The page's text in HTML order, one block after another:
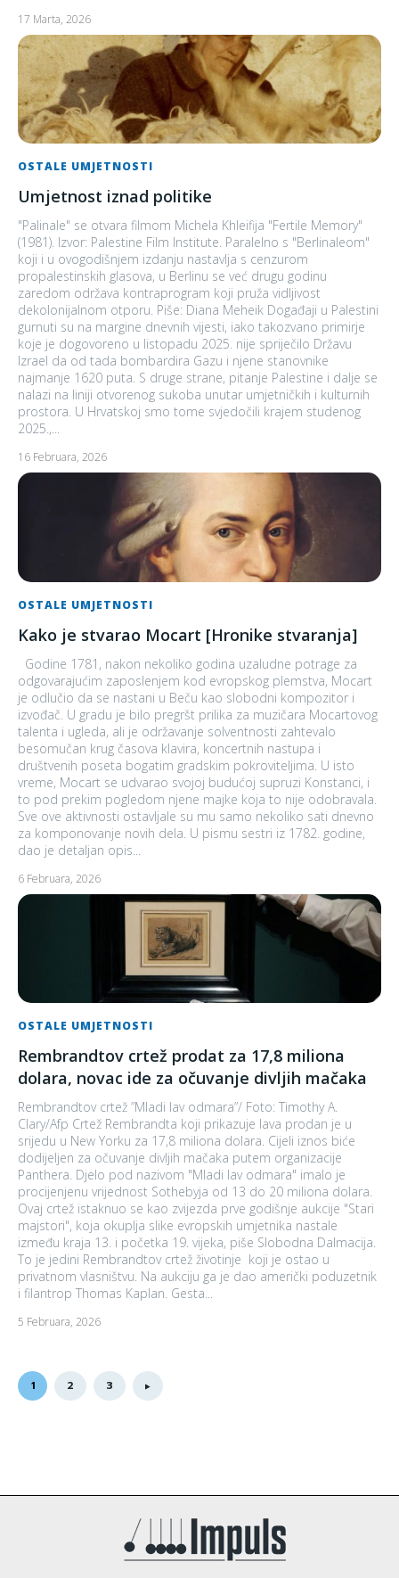
17 Marta, 2026
OSTALE UMJETNOSTI
Umjetnost iznad politike
"Palinale" se otvara filmom Michela Khleifija "Fertile Memory"
(1981). Izvor: Palestine Film Institute. Paralelno s "Berlinaleom"
koji i u ovogodišnjem izdanju nastavlja s cenzurom
propalestinskih glasova, u Berlinu se već drugu godinu
zaredom održava kontraprogram koji pruža vidljivost
dekolonijalnom otporu. Piše: Diana Meheik Događaji u Palestini
gurnuti su na margine dnevnih vijesti, iako takozvano primirje
koje je dogovoreno u listopadu 2025. nije spriječilo Državu
Izrael da od tada bombardira Gazu i njene stanovnike
najmanje 1620 puta. S druge strane, pitanje Palestine i dalje se
nalazi na liniji otvorenog sukoba unutar umjetničkih i kulturnih
prostora. U Hrvatskoj smo tome svjedočili krajem studenog
2025.,...
16 Februara, 2026
OSTALE UMJETNOSTI
Kako je stvarao Mocart [Hronike stvaranja]
odgovarajućim zaposlenjem kod evropskog plemstva, Mocart
je odlučio da se nastani u Beču kao slobodni kompozitor i
izvođač. U gradu je bilo pregršt prilika za muzičara Mocartovog
talenta i ugleda, ali je održavanje solventnosti zahtevalo
besomučan krug časova klavira, koncertnih nastupa i
društvenih poseta bogatim gradskim pokroviteljima. U isto
vreme, Mocart se udvarao svojoj budućoj supruzi Konstanci, i
to pod prekim pogledom njene majke koja to nije odobravala.
Sve ove aktivnosti ostavljale su mu samo nekoliko sati dnevno
za komponovanje novih dela. U pismu sestri iz 1782. godine,
dao je detaljan opis...
6 Februara, 2026
OSTALE UMJETNOSTI
Rembrandtov crtež prodat za 17,8 miliona
dolara, novac ide za očuvanje divljih mačaka
Rembrandtov crtež ”Mladi lav odmara”/ Foto: Timothy A.
Clary/Afp Crtež Rembrandta koji prikazuje lava prodan je u
srijedu u New Yorku za 17,8 miliona dolara. Cijeli iznos biće
dodijeljen za očuvanje divljih mačaka putem organizacije
Panthera. Djelo pod nazivom "Mladi lav odmara" imalo je
procijenjenu vrijednost Sothebyja od 13 do 20 miliona dolara.
Ovaj crtež istaknuo se kao zvijezda prve godišnje aukcije "Stari
majstori", koja okuplja slike evropskih umjetnika nastale
između kraja 13. i početka 19. vijeka, piše Slobodna Dalmacija.
To je jedini Rembrandtov crtež životinje koji je ostao u
privatnom vlasništvu. Na aukciju ga je dao američki poduzetnik
i filantrop Thomas Kaplan. Gesta...
5 Februara, 2026
1 2 3